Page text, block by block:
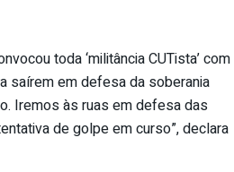
toda ‘militância CUTista’ com
saírem em defesa da soberania
Iremos às ruas em defesa das
de golpe em curso”, declara